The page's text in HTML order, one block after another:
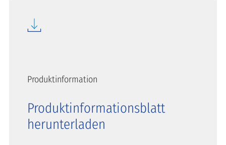
Produktinformation
Produktinformationsblatt
herunterladen